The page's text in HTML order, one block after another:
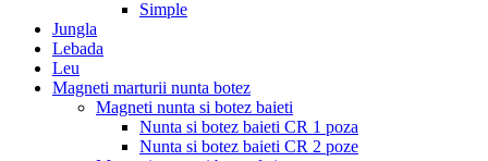
Simple
Jungla
Lebada
Leu
Magneti marturii nunta botez
Magneti nunta si botez baieti
Nunta si botez baieti CR 1 poza
Nunta si botez baieti CR 2 poze